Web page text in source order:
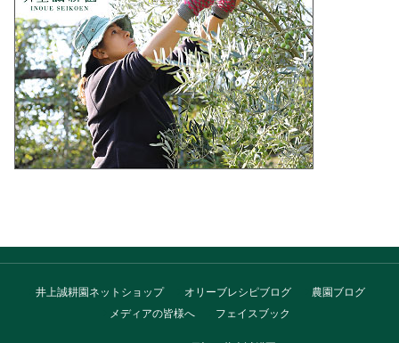
井上誠耕園ネットショップ オリーブレシピブログ
農園ブログ
メディアの皆様へ
フェイスブック